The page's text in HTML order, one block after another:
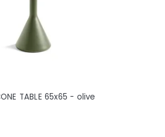
TABLE 65x65 - olive